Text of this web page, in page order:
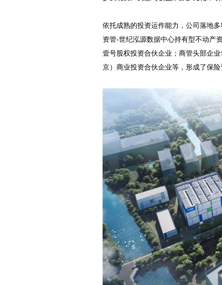
依托成熟的投资运作能力，公司落地
资管-世纪泓源数据中心持有型不动
壹号股权投资合伙企业；商管头部企
京）商业投资合伙企业等，形成了保